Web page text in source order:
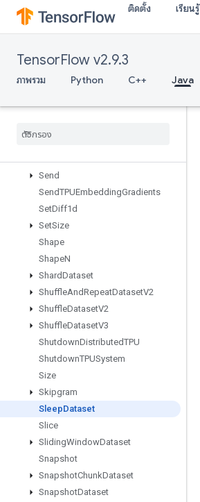
ติดตั้ง เรียนรู้
TensorFlow v2.9.3
ภาพรวม Python C++ Java
ScatterNdNonAliasingAdd
ScatterNdSub
ScatterSub
ScatterUpdate
SegmentMinV2
Send
SendTPUEmbeddingGradients
SetDiff1d
SetSize
Shape
ShapeN
ShardDataset
ShuffleAndRepeatDatasetV2
ShuffleDatasetV2
ShuffleDatasetV3
ShutdownDistributedTPU
ShutdownTPUSystem
Size
Skipgram
SleepDataset
Slice
SlidingWindowDataset
Snapshot
SnapshotChunkDataset
SnapshotDataset